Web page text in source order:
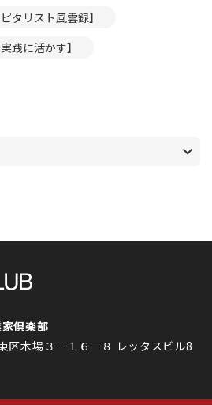
タリスト風雲録】
践に活かす】
倶楽部
木場３－１６－８ レッタスビル8